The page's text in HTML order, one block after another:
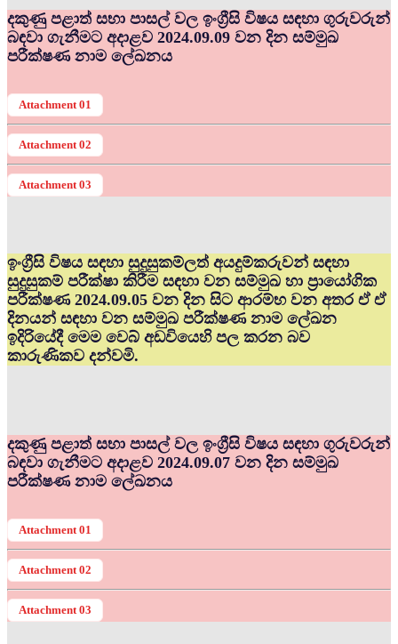
දකුණු පළාත් සභා පාසල් වල ඉංග්‍රීසි විෂය සඳහා ගුරුවරුන්
බඳවා ගැනීමට අදාළව 2024.09.09 වන දින සම්මුඛ
පරීක්ෂණ නාම ලේඛනය
Attachment 01
Attachment 02
Attachment 03
ඉංග්‍රීසි විෂය සඳහා සුදුසුකම්ලත් අයදුම්කරුවන් සඳහා
සුදුසුකම් පරීක්ෂා කිරීම සඳහා වන සම්මුඛ හා ප්‍රායෝගික
පරීක්ෂණ 2024.09.05 වන දින සිට ආරම්භ වන අතර ඒ ඒ
දිනයන් සඳහා වන සම්මුඛ පරීක්ෂණ නාම ලේඛන
ඉදිරියේදී මෙම වෙබ් අඩවියෙහි පල කරන බව
කාරුණිකව දන්වමි.
දකුණු පළාත් සභා පාසල් වල ඉංග්‍රීසි විෂය සඳහා ගුරුවරුන්
බඳවා ගැනීමට අදාළව 2024.09.07 වන දින සම්මුඛ
පරීක්ෂණ නාම ලේඛනය
Attachment 01
Attachment 02
Attachment 03